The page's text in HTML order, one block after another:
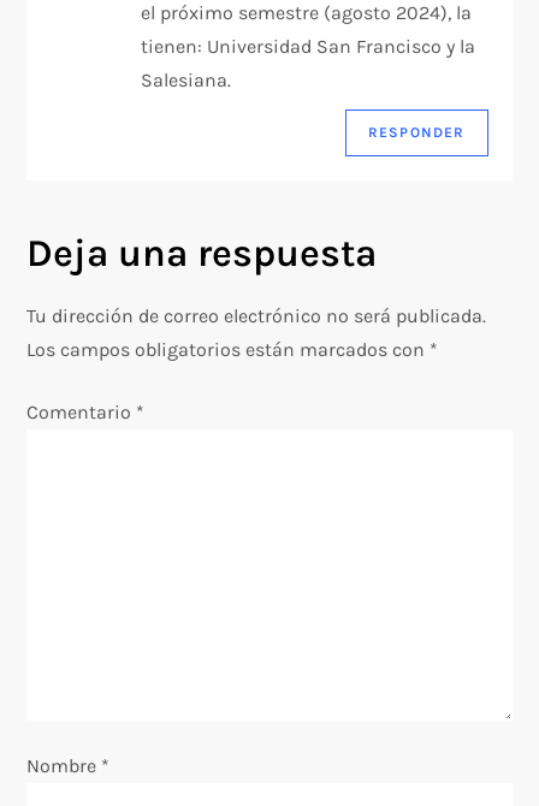
s
el próximo semestre (agosto 2024), la
tienen: Universidad San Francisco y la
Salesiana.
RESPONDER
Deja una respuesta
Tu dirección de correo electrónico no será publicada.
Los campos obligatorios están marcados con *
Comentario *
Nombre *